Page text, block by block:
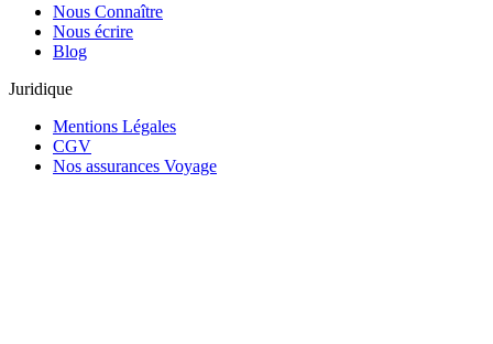
Nous Connaître
Nous écrire
Blog
Juridique
Mentions Légales
CGV
Nos assurances Voyage